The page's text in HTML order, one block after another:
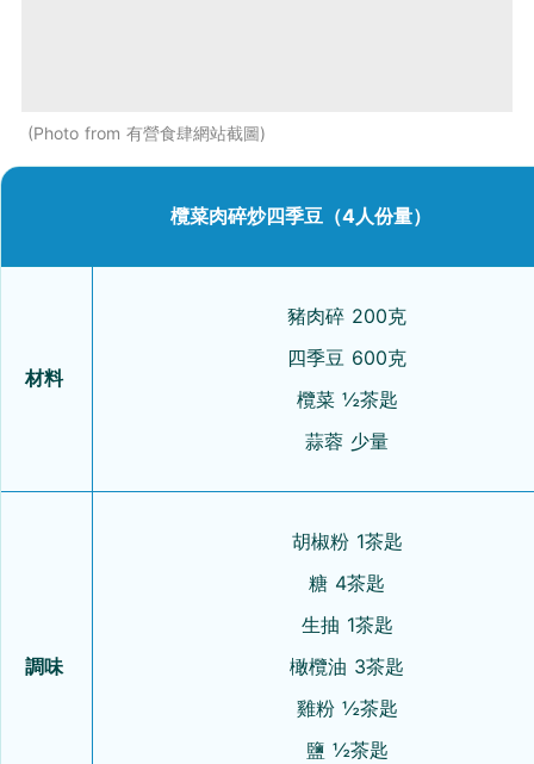
Photo from 有營食肆網站截圖
欖菜肉碎炒四季豆（4人份量）
材料
豬肉碎 200克
四季豆 600克
欖菜 ½茶匙
蒜蓉 少量
調味
胡椒粉 1茶匙
糖 4茶匙
生抽 1茶匙
橄欖油 3茶匙
雞粉 ½茶匙
鹽 ½茶匙